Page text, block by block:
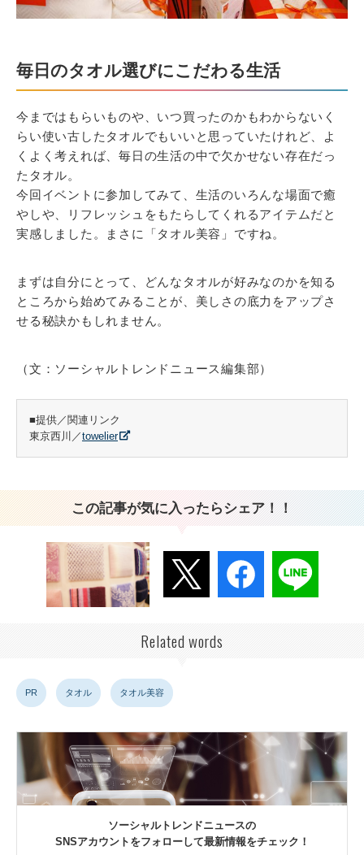
毎日のタオル選びにこだわる生活
今まではもらいものや、いつ買ったのかもわからないく
らい使い古したタオルでもいいと思っていたけれど、よ
くよく考えれば、毎日の生活の中で欠かせない存在だっ
たタオル。
今回イベントに参加してみて、生活のいろんな場面で癒
やしや、リフレッシュをもたらしてくれるアイテムだと
実感しました。まさに「タオル美容」ですね。
まずは自分にとって、どんなタオルが好みなのかを知る
ところから始めてみることが、美しさの底力をアップさ
せる秘訣かもしれません。
（文：ソーシャルトレンドニュース編集部）
■提供／関連リンク
東京西川／towelier
この記事が気に入ったらシェア！！
Related words
PR タオル タオル美容
ソーシャルトレンドニュースの
SNSアカウントをフォローして最新情報をチェック！